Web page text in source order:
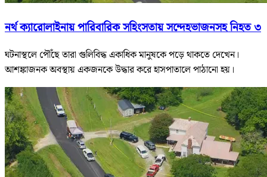
নর্থ ক্যারোলাইনায় পারিবারিক সহিংসতায় সন্দেহভাজনসহ নিহত ৩
ঘটনাস্থলে পৌঁছে তারা গুলিবিদ্ধ একাধিক মানুষকে পড়ে থাকতে দেখেন।
আশঙ্কাজনক অবস্থায় একজনকে উদ্ধার করে হাসপাতালে পাঠানো হয়।